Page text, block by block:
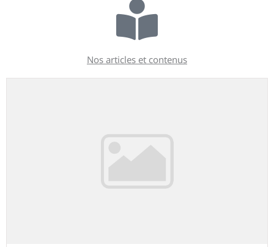
Nos articles et contenus